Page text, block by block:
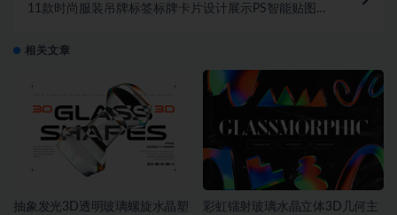
11款时尚服装吊牌标签标牌卡片设计展示PS智能贴图样
相关文章
抽象发光3D透明玻璃螺旋水晶塑
彩虹镭射玻璃水晶立体3D几何主